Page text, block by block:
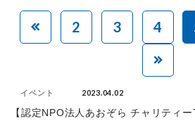
2 3 4
イベント 2023.04.02
【認定NPO法人あおぞら チャリティ